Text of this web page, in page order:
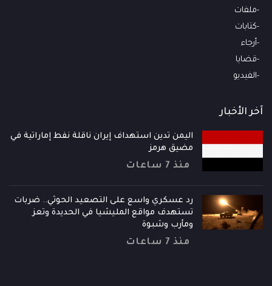
ملفات
كتابات
أرجاء
قضايا
الفيديو
آخر الأخبار
اليمن تدين استهداف إيران ناقلة نفط إماراتية في
مضيق هرمز
منذ 7 ساعات
رد عسكري واسع على التصعيد الحوثي.. ضربات
تستهدف مواقع المليشيا في الحديدة وتعز
ومأرب وشبوة
منذ 7 ساعات